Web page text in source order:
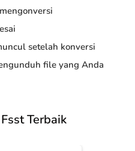
setelah konversi
file yang Anda
Terbaik